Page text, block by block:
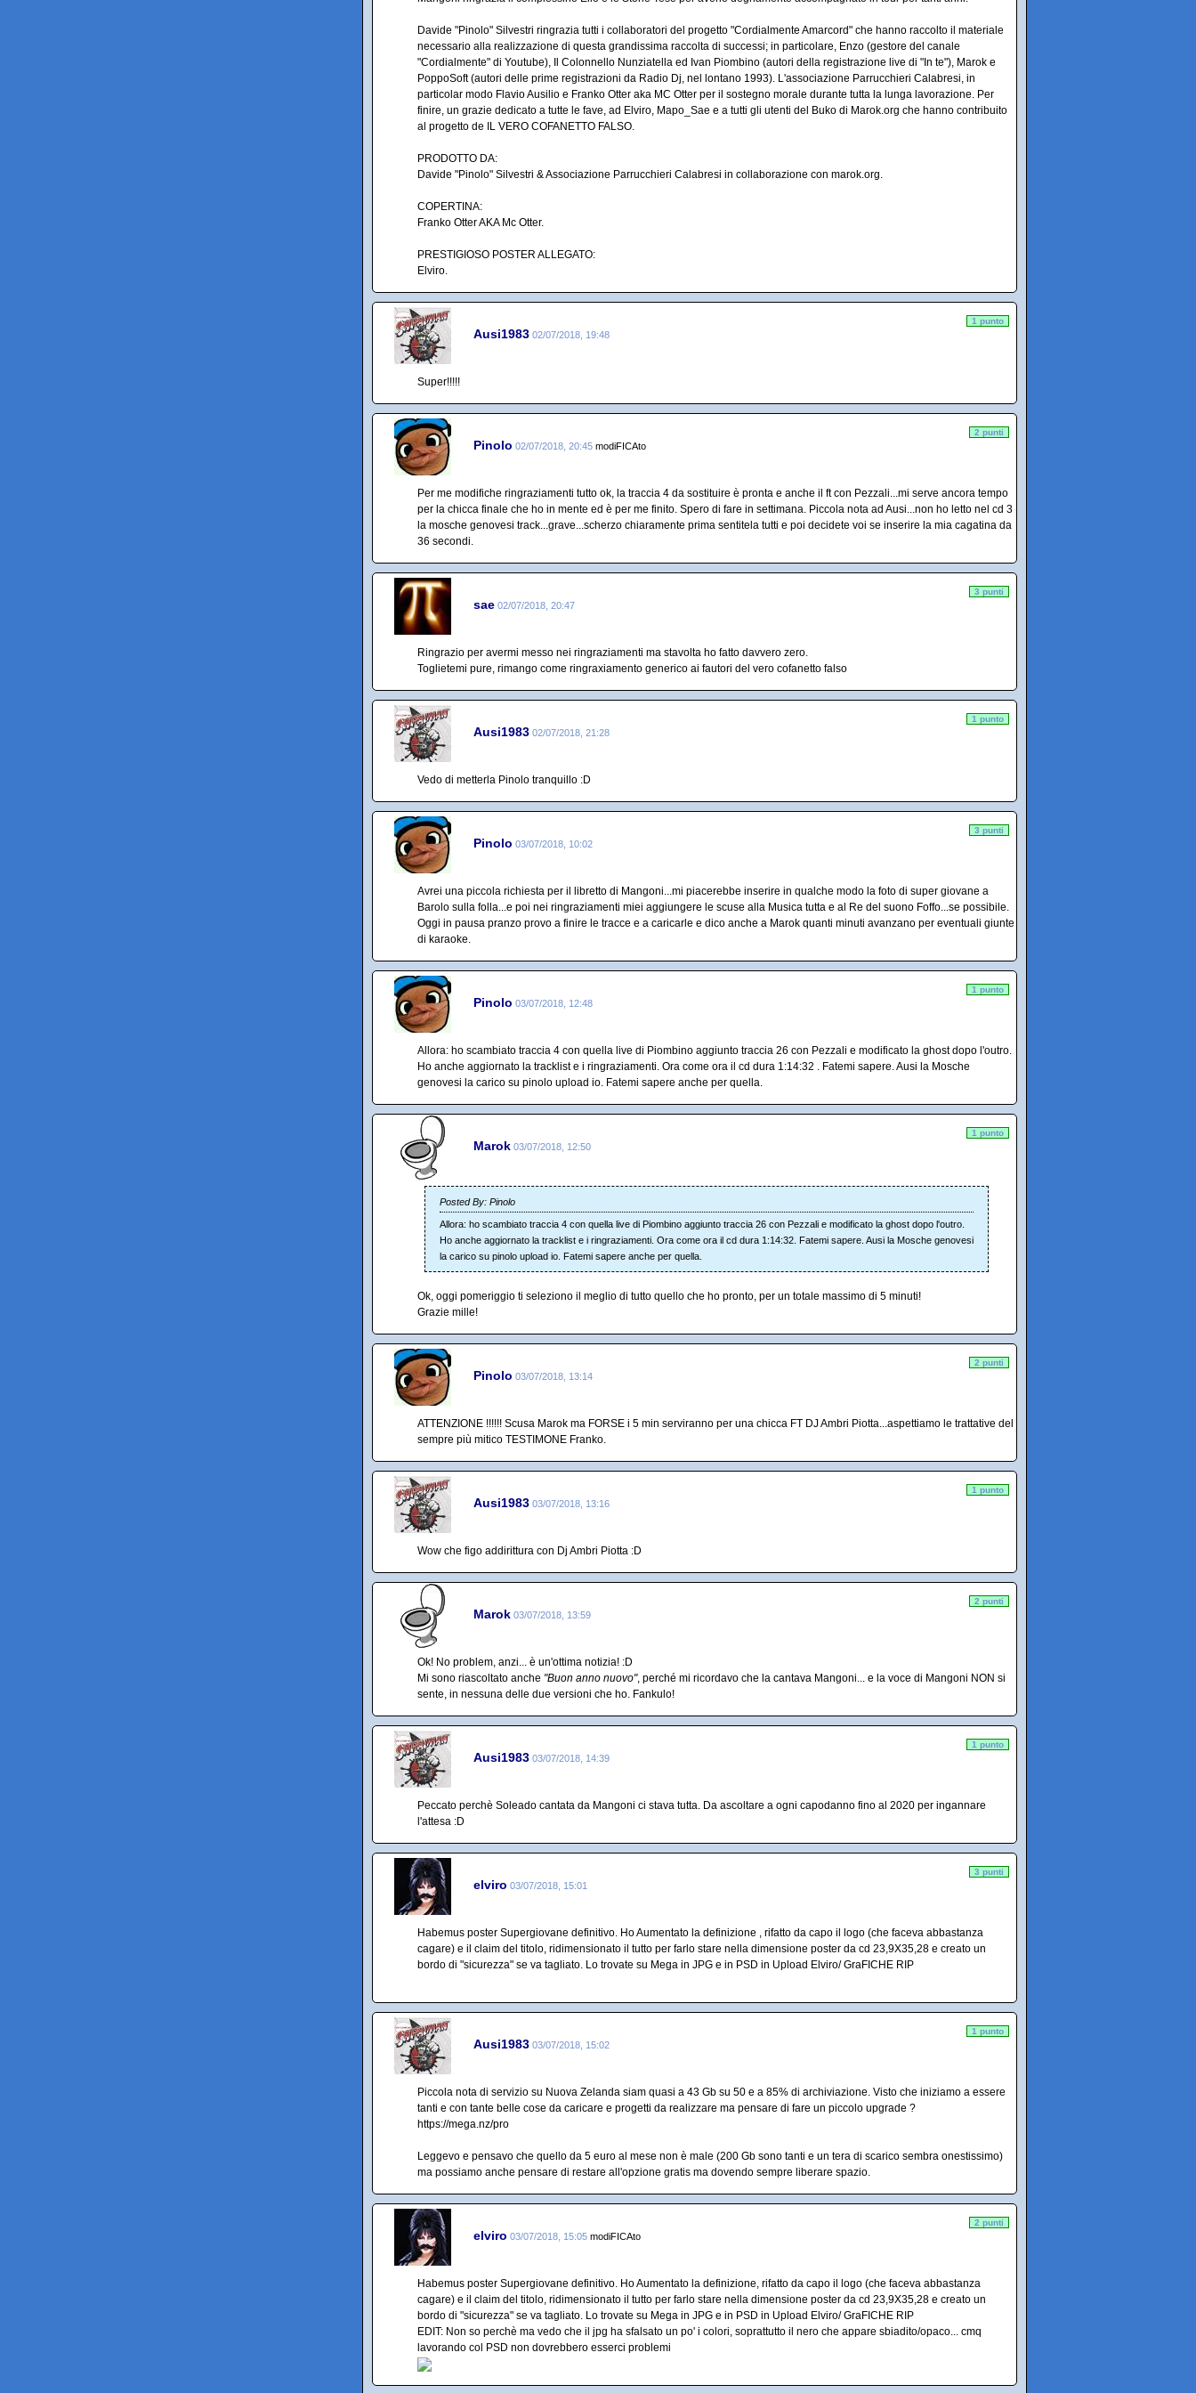
Davide "Pinolo" Silvestri ringrazia tutti i collaboratori del progetto "Cordialmente Amarcord" che hanno raccolto il materiale
necessario alla realizzazione di questa grandissima raccolta di successi; in particolare, Enzo (gestore del canale
"Cordialmente" di Youtube), Il Colonnello Nunziatella ed Ivan Piombino (autori della registrazione live di "In te"), Marok e
PoppoSoft (autori delle prime registrazioni da Radio Dj, nel lontano 1993). L'associazione Parrucchieri Calabresi, in
particolar modo Flavio Ausilio e Franko Otter aka MC Otter per il sostegno morale durante tutta la lunga lavorazione. Per
finire, un grazie dedicato a tutte le fave, ad Elviro, Mapo_Sae e a tutti gli utenti del Buko di Marok.org che hanno contribuito
al progetto de IL VERO COFANETTO FALSO.
PRODOTTO DA:
Davide "Pinolo" Silvestri & Associazione Parrucchieri Calabresi in collaborazione con marok.org.
COPERTINA:
Franko Otter AKA Mc Otter.
PRESTIGIOSO POSTER ALLEGATO:
Elviro.
Ausi1983 02/07/2018, 19:48
1 punto
Super!!!!!
Pinolo 02/07/2018, 20:45 modiFICAto
2 punti
Per me modifiche ringraziamenti tutto ok, la traccia 4 da sostituire è pronta e anche il ft con Pezzali...mi serve ancora tempo
per la chicca finale che ho in mente ed è per me finito. Spero di fare in settimana. Piccola nota ad Ausi...non ho letto nel cd 3
la mosche genovesi track...grave...scherzo chiaramente prima sentitela tutti e poi decidete voi se inserire la mia cagatina da
36 secondi.
sae 02/07/2018, 20:47
3 punti
Ringrazio per avermi messo nei ringraziamenti ma stavolta ho fatto davvero zero.
Toglietemi pure, rimango come ringraxiamento generico ai fautori del vero cofanetto falso
Ausi1983 02/07/2018, 21:28
1 punto
Vedo di metterla Pinolo tranquillo :D
Pinolo 03/07/2018, 10:02
3 punti
Avrei una piccola richiesta per il libretto di Mangoni...mi piacerebbe inserire in qualche modo la foto di super giovane a
Barolo sulla folla...e poi nei ringraziamenti miei aggiungere le scuse alla Musica tutta e al Re del suono Foffo...se possibile.
Oggi in pausa pranzo provo a finire le tracce e a caricarle e dico anche a Marok quanti minuti avanzano per eventuali giunte
di karaoke.
Pinolo 03/07/2018, 12:48
1 punto
Allora: ho scambiato traccia 4 con quella live di Piombino aggiunto traccia 26 con Pezzali e modificato la ghost dopo l'outro.
Ho anche aggiornato la tracklist e i ringraziamenti. Ora come ora il cd dura 1:14:32 . Fatemi sapere. Ausi la Mosche
genovesi la carico su pinolo upload io. Fatemi sapere anche per quella.
Marok 03/07/2018, 12:50
1 punto
Posted By: Pinolo
Allora: ho scambiato traccia 4 con quella live di Piombino aggiunto traccia 26 con Pezzali e modificato la ghost dopo l'outro.
Ho anche aggiornato la tracklist e i ringraziamenti. Ora come ora il cd dura 1:14:32. Fatemi sapere. Ausi la Mosche genovesi
la carico su pinolo upload io. Fatemi sapere anche per quella.
Ok, oggi pomeriggio ti seleziono il meglio di tutto quello che ho pronto, per un totale massimo di 5 minuti!
Grazie mille!
Pinolo 03/07/2018, 13:14
2 punti
ATTENZIONE !!!!!! Scusa Marok ma FORSE i 5 min serviranno per una chicca FT DJ Ambri Piotta...aspettiamo le trattative del
sempre più mitico TESTIMONE Franko.
Ausi1983 03/07/2018, 13:16
1 punto
Wow che figo addirittura con Dj Ambri Piotta :D
Marok 03/07/2018, 13:59
2 punti
Ok! No problem, anzi... è un'ottima notizia! :D
Mi sono riascoltato anche "Buon anno nuovo", perché mi ricordavo che la cantava Mangoni... e la voce di Mangoni NON si
sente, in nessuna delle due versioni che ho. Fankulo!
Ausi1983 03/07/2018, 14:39
1 punto
Peccato perchè Soleado cantata da Mangoni ci stava tutta. Da ascoltare a ogni capodanno fino al 2020 per ingannare
l'attesa :D
elviro 03/07/2018, 15:01
3 punti
Habemus poster Supergiovane definitivo. Ho Aumentato la definizione , rifatto da capo il logo (che faceva abbastanza
cagare) e il claim del titolo, ridimensionato il tutto per farlo stare nella dimensione poster da cd 23,9X35,28 e creato un
bordo di "sicurezza" se va tagliato. Lo trovate su Mega in JPG e in PSD in Upload Elviro/ GraFICHE RIP
Ausi1983 03/07/2018, 15:02
1 punto
Piccola nota di servizio su Nuova Zelanda siam quasi a 43 Gb su 50 e a 85% di archiviazione. Visto che iniziamo a essere
tanti e con tante belle cose da caricare e progetti da realizzare ma pensare di fare un piccolo upgrade ?
https://mega.nz/pro
Leggevo e pensavo che quello da 5 euro al mese non è male (200 Gb sono tanti e un tera di scarico sembra onestissimo)
ma possiamo anche pensare di restare all'opzione gratis ma dovendo sempre liberare spazio.
elviro 03/07/2018, 15:05 modiFICAto
2 punti
Habemus poster Supergiovane definitivo. Ho Aumentato la definizione, rifatto da capo il logo (che faceva abbastanza
cagare) e il claim del titolo, ridimensionato il tutto per farlo stare nella dimensione poster da cd 23,9X35,28 e creato un
bordo di "sicurezza" se va tagliato. Lo trovate su Mega in JPG e in PSD in Upload Elviro/ GraFICHE RIP
EDIT: Non so perchè ma vedo che il jpg ha sfalsato un po' i colori, soprattutto il nero che appare sbiadito/opaco... cmq
lavorando col PSD non dovrebbero esserci problemi